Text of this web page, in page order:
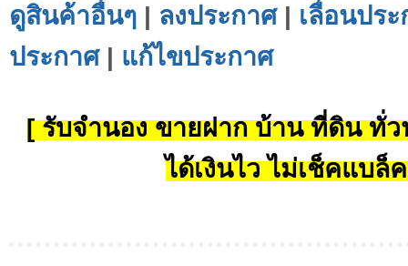
ดูสินค้าอื่นๆ | ลงประกาศ| เลื่อนปร
ประกาศ| แก้ไขประกาศ
[ รับจำนอง ขายฝาก บ้าน ที่ดิน ทั่ว
ได้เงินไว ไม่เช็คแบล็